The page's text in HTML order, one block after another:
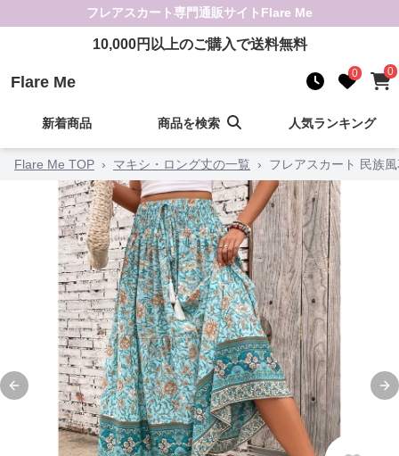
フレアスカート専門通販サイト Flare Me
10,000円以上のご購入で送料無料
Flare Me 0 0
新着商品 商品を検索 人気ランキング
Flare Me TOP › マキシ・ロング丈の一覧 › フレアスカート 民族
Previous slide